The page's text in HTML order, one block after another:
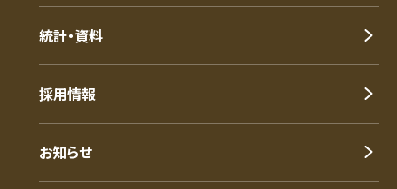
統計・資料
採用情報
お知らせ